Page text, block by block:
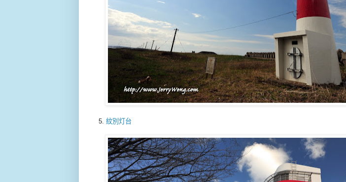
5. 紋別灯台